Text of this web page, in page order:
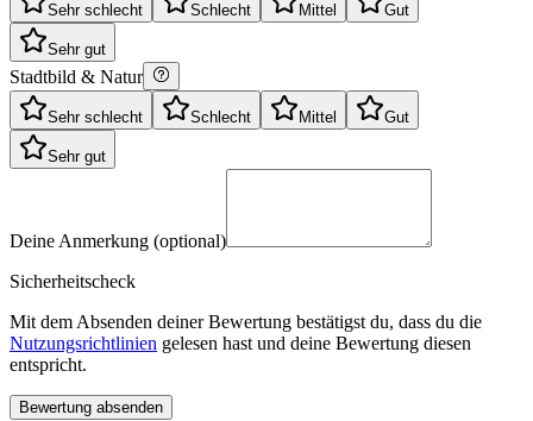
Sehr schlecht Schlecht Mittel Gut
Sehr gut
Stadtbild & Natur
Sehr schlecht Schlecht Mittel Gut
Sehr gut
Deine Anmerkung (optional)
Sicherheitscheck
Mit dem Absenden deiner Bewertung bestätigst du, dass du die
Nutzungsrichtlinien gelesen hast und deine Bewertung diesen
entspricht.
Bewertung absenden